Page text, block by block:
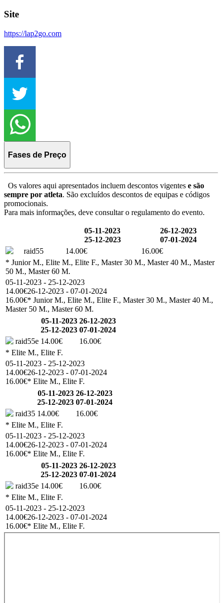
Site
https://lap2go.com
Fases de Preço
Os valores aqui apresentados incluem descontos vigentes e são
sempre por atleta. São excluídos descontos de equipas e códigos
promocionais.
Para mais informações, deve consultar o regulamento do evento.
05-11-2023
25-12-2023
26-12-2023
07-01-2024
raid55
14.00€
16.00€
* Junior M., Elite M., Elite F., Master 30 M., Master 40 M., Master
50 M., Master 60 M.
05-11-2023 - 25-12-2023
14.00€26-12-2023 - 07-01-2024
16.00€* Junior M., Elite M., Elite F., Master 30 M., Master 40 M.,
Master 50 M., Master 60 M.
05-11-2023
25-12-2023
26-12-2023
07-01-2024
raid55e 14.00€
16.00€
* Elite M., Elite F.
05-11-2023 - 25-12-2023
14.00€26-12-2023 - 07-01-2024
16.00€* Elite M., Elite F.
05-11-2023
25-12-2023
26-12-2023
07-01-2024
raid35 14.00€
16.00€
* Elite M., Elite F.
05-11-2023 - 25-12-2023
14.00€26-12-2023 - 07-01-2024
16.00€* Elite M., Elite F.
05-11-2023
25-12-2023
26-12-2023
07-01-2024
raid35e 14.00€
16.00€
* Elite M., Elite F.
05-11-2023 - 25-12-2023
14.00€26-12-2023 - 07-01-2024
16.00€* Elite M., Elite F.